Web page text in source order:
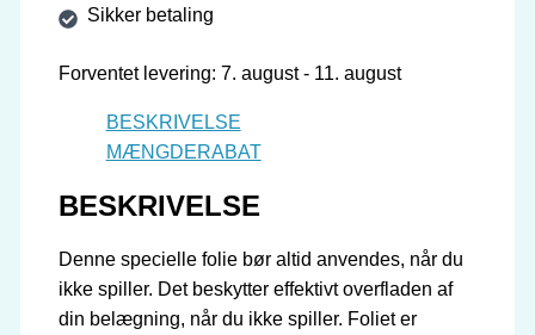
beskyttelse
bordtennisbelægning
antal
Sikker betaling
Forventet levering: 7. august - 11. august
BESKRIVELSE
MÆNGDERABAT
BESKRIVELSE
Denne specielle folie bør altid anvendes, når du
ikke spiller. Det beskytter effektivt overfladen af ​​
din belægning, når du ikke spiller. Foliet er